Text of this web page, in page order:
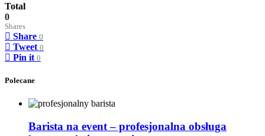
Total
0
Shares
Share 0
Tweet 0
Pin it 0
Polecane
Barista na event – profesjonalna obsługa